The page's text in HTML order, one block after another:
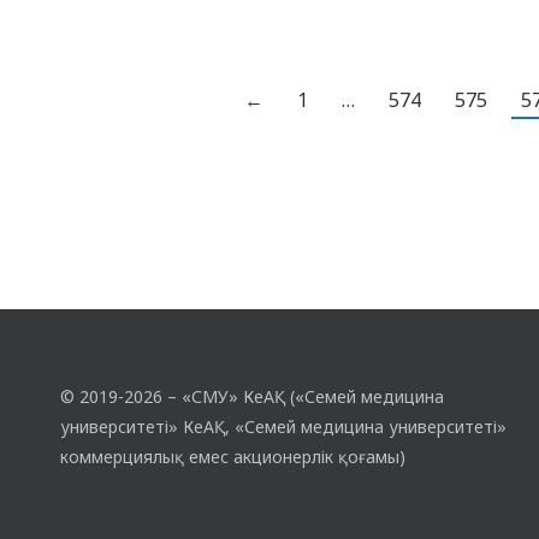
адамдарға көңіл бөліп, қолдау көрсетіп,
← 1 … 574 575
© 2019-2026 – «СМУ» КеАҚ («Семей медицина
университеті» КеАҚ, «Семей медицина университеті»
коммерциялық емес акционерлік қоғамы)